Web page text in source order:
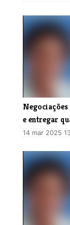
e entregar
14 mar 2025